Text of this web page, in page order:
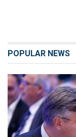
POPULAR NEWS